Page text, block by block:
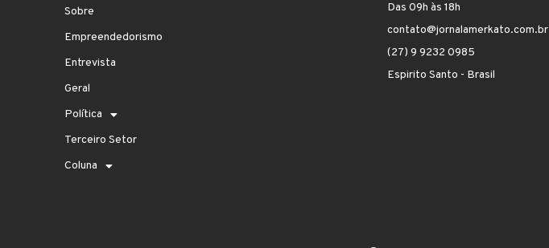
Sobre
Empreendedorismo
Entrevista
Geral
Política
Terceiro Setor
Coluna
Das 09h às 18h
contato@jornalamerkato.com.br
(27) 9 9232 0985
Espirito Santo - Brasil